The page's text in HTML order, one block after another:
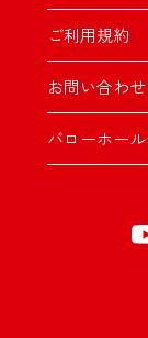
ご利用規約
お問い合わせ
バローホー